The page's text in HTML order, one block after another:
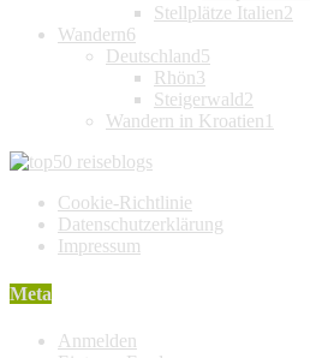
Stellplätze Italien2
Wandern6
Deutschland5
Rhön3
Steigerwald2
Wandern in Kroatien 1
Cookie-Richtlinie
Datenschutzerklärung
Impressum
Meta
Anmelden